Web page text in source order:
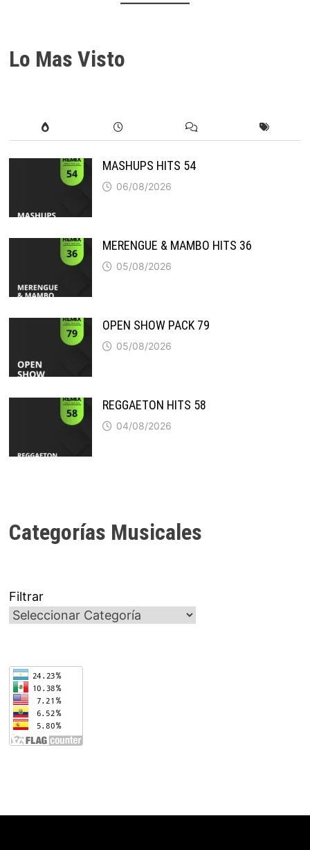
Lo Mas Visto
MASHUPS HITS 54
06/08/2026
MERENGUE & MAMBO HITS 36
05/08/2026
OPEN SHOW PACK 79
05/08/2026
REGGAETON HITS 58
04/08/2026
Categorías Musicales
Filtrar